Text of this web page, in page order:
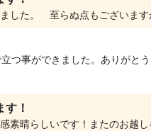
つ事ができました。ありがとう
！
素晴らしいです！またのお越し